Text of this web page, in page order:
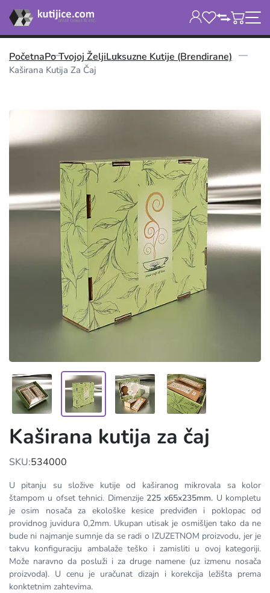
PočetnaPo Tvojoj ŽeljiLuksuzne Kutije (brendirane)
Kaširana Kutija Za Čaj
Kaširana kutija za čaj
SKU:534000
U pitanju su složive kutije od kaširanog mikrovala sa kolor
štampom u ofset tehnici. Dimenzije 225 x65x235mm. U kompletu
je osim nosača za ekološke kesice predviđen i poklopac od
providnog juvidura 0,2mm. Ukupan utisak je osmišljen tako da ne
bude ni najmanje sumnje da se radi o IZUZETNOM proizvodu, jer je
takvu konfiguraciju ambalaže teško i zamisliti u ovoj kategoriji.
Može naravno da posluži i za druge namene (uz izmenu nosača
proizvoda). U cenu je uračunat dizajn i korekcija ležišta prema
konktetnim zahtevima.